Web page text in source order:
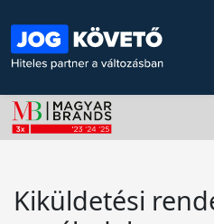
Kiküldetési